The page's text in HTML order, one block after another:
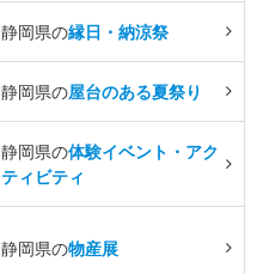
静岡県の縁日・納涼祭
静岡県の屋台のある夏祭り
静岡県の体験イベント・アク
ティビティ
静岡県の物産展